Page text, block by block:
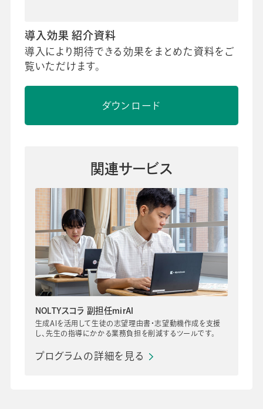
導入効果 紹介資料
導入により期待できる効果をまとめた資料をご
覧いただけます。
ダウンロード
関連サービス
NOLTYスコラ 副担任mirAI
生成AIを活用して生徒の志望理由書・志望動機作成を支援
し、先生の指導にかかる業務負担を削減するツールです。
プログラムの詳細を見る